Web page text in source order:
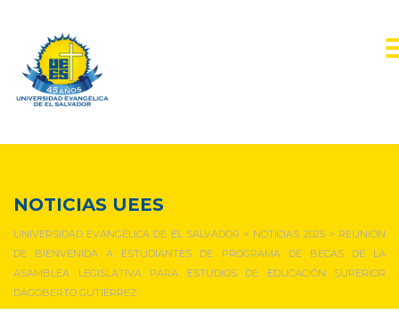
NOTICIAS UEES
UNIVERSIDAD EVANGÉLICA DE EL SALVADOR > NOTICIAS 2025> REUNIÓN
DE BIENVENIDA A ESTUDIANTES DE PROGRAMA DE BECAS DE LA
ASAMBLEA LEGISLATIVA PARA ESTUDIOS DE EDUCACIÓN SUPERIOR
DAGOBERTO GUTIÉRREZ